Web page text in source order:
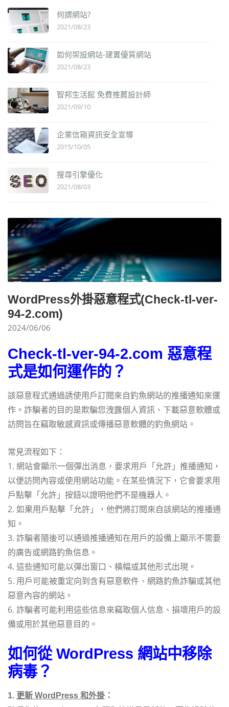
何謂網站?
2021/08/23
如何架設網站-建置優質網站
2021/08/23
智邦生活館 免費推薦設計師
2021/09/10
企業信箱資訊安全宣導
2015/10/05
搜尋引擎優化
2021/08/03
WordPress外掛惡意程式(Check-tl-ver-
94-2.com)
2024/06/06
Check-tl-ver-94-2.com 惡意程
式是如何運作的？
該惡意程式通過誘使用戶訂閱來自釣魚網站的推播通知來運
作。詐騙者的目的是欺騙您洩露個人資訊、下載惡意軟體或
訪問旨在竊取敏感資訊或傳播惡意軟體的釣魚網站。
常見流程如下：
1. 網站會顯示一個彈出消息，要求用戶「允許」推播通知，
以便訪問內容或使用網站功能。在某些情況下，它會要求用
戶點擊「允許」按鈕以證明他們不是機器人。
2. 如果用戶點擊「允許」，他們將訂閱來自該網站的推播通
知。
3. 詐騙者隨後可以通過推播通知在用戶的設備上顯示不需要
的廣告或網路釣魚信息。
4. 這些通知可能以彈出窗口、橫幅或其他形式出現。
5. 用戶可能被重定向到含有惡意軟件、網路釣魚詐騙或其他
惡意內容的網站。
6. 詐騙者可能利用這些信息來竊取個人信息、損壞用戶的設
備或用於其他惡意目的。
如何從 WordPress 網站中移除
病毒？
1. 更新 WordPress 和外掛 ：